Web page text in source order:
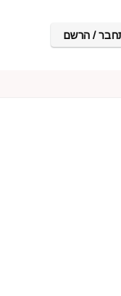
/ הרשם